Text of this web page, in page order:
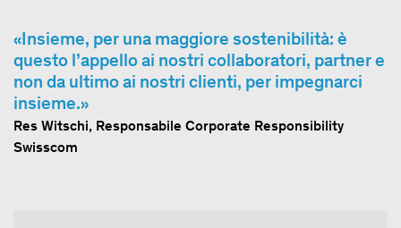
Insieme, per una maggiore sostenibilità: è
questo l’appello ai nostri collaboratori, partner e
non da ultimo ai nostri clienti, per impegnarci
insieme.
Res Witschi, Responsabile Corporate Responsibility
Swisscom